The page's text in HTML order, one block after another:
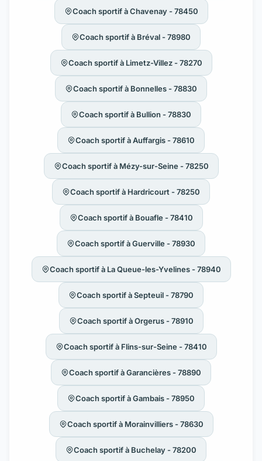
Coach sportif à Chavenay - 78450
Coach sportif à Bréval - 78980
Coach sportif à Limetz-Villez - 78270
Coach sportif à Bonnelles - 78830
Coach sportif à Bullion - 78830
Coach sportif à Auffargis - 78610
Coach sportif à Mézy-sur-Seine - 78250
Coach sportif à Hardricourt - 78250
Coach sportif à Bouafle - 78410
Coach sportif à Guerville - 78930
Coach sportif à La Queue-les-Yvelines - 78940
Coach sportif à Septeuil - 78790
Coach sportif à Orgerus - 78910
Coach sportif à Flins-sur-Seine - 78410
Coach sportif à Garancières - 78890
Coach sportif à Gambais - 78950
Coach sportif à Morainvilliers - 78630
Coach sportif à Buchelay - 78200